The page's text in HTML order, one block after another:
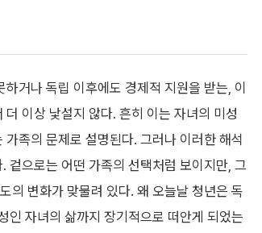
거나 독립 이후에도 경제적 지원을 받는, 이
더 이상 낯설지 않다. 흔히 이는 자녀의 미성
족의 문제로 설명된다. 그러나 이러한 해석
겉으로는 어떤 가족의 선택처럼 보이지만, 그
의 변화가 맞물려 있다. 왜 오늘날 청년은 독
인 자녀의 삶까지 장기적으로 떠안게 되었는